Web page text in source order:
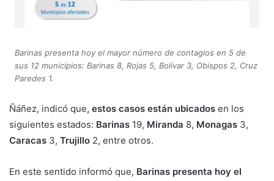
Barinas presenta hoy el mayor número de contagios en 5 de
sus 12 municipios: Barinas 8, Rojas 5, Bolívar 3, Obispos 2, Cruz
Paredes 1.
Ñáñez, indicó que, estos casos están ubicados en los
siguientes estados: Barinas 19, Miranda 8, Monagas 3,
Caracas 3, Trujillo 2, entre otros.
En este sentido informó que, Barinas presenta hoy el